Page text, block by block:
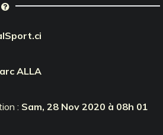
ALLA
: Sam, 28 Nov 2020 à 08h 01